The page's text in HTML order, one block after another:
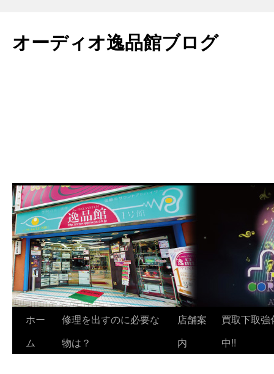
テ
ン
オーディオ逸品館ブログ
ホー
ム
修理を出すのに必要な
物は？
店舗案
内
買取下取強
中!!